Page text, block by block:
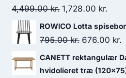
4,499.00kr. 1,728.00 kr.
ROWICO Lotta
795.00kr. 676.00 kr.
CANETT rektangulær
hvidolieret træ